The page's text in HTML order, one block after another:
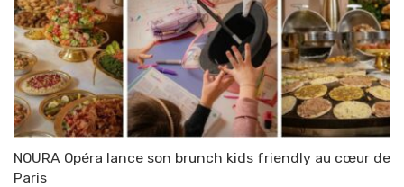
NOURA Opéra lance son brunch kids friendly au cœur de
Paris